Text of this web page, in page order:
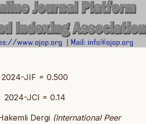
2024-JIF = 0.500
2024-JCI = 0.14
Dergi (International Peer